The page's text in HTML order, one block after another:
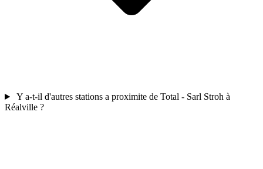
Y a-t-il d'autres stations a proximite de Total - Sarl Stroh à
Réalville ?